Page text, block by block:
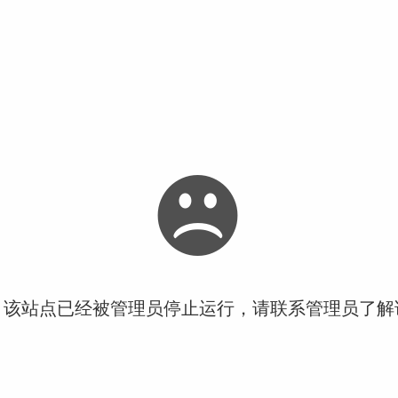
站点已经被管理员停止运行，请联系管理员了